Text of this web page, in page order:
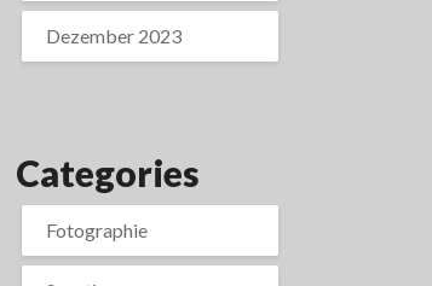
Dezember 2023
Categories
Fotographie